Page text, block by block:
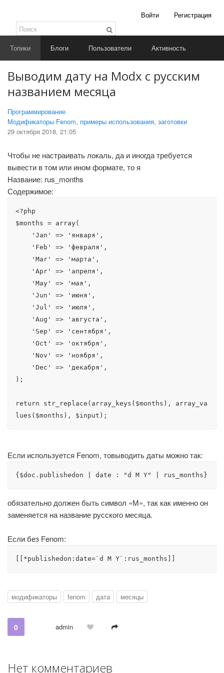
Войти Регистрация
Топики Блоги Пользователи Активность
Выводим дату на Modx с русским
названием месяца
Программирование
Модификаторы Fenom, примеры использования, заготовки
29 октября 2018, 21:05
Чтобы не настраивать локаль, да и иногда требуется
вывести в том или ином формате, то я
Название: rus_months
Содержимое:
<?php
$months = array(
);
return str_replace(array_keys($months), array_va
lues($months), $input);
Если используется Fenom, товыводить даты можно так:
{$doc.publishedon | date : "d M Y" | rus_months}
обязательно должен быть символ «М», так как именно он
заменяется на название русского месяца.
Если без Fenom:
[[*publishedon:date=`d M Y`:rus_months]]
модификаторы fenom дата месяцы
0 admin
Нет комментариев